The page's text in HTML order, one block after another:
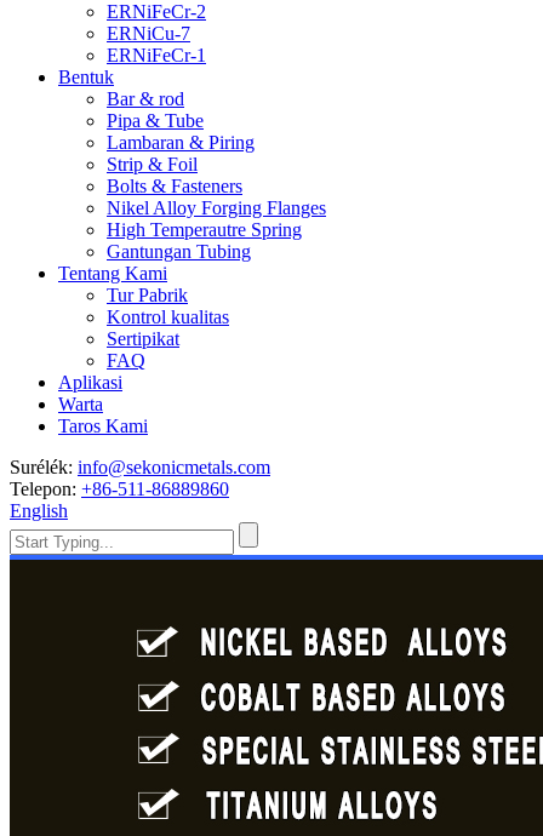
ERNiFeCr-2
ERNiCu-7
ERNiFeCr-1
Bentuk
Bar & rod
Pipa & Tube
Lambaran & Piring
Strip & Foil
Bolts & Fasteners
Nikel Alloy Forging Flanges
High Temperautre Spring
Gantungan Tubing
Tentang Kami
Tur Pabrik
Kontrol kualitas
Sertipikat
FAQ
Aplikasi
Warta
Taros Kami
Surélék: info@sekonicmetals.com
Telepon: +86-511-86889860
English